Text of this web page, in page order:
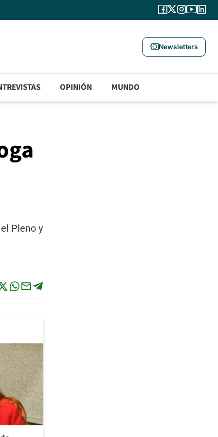
Newsletters
OPINIÓN MUNDO
Pleno y